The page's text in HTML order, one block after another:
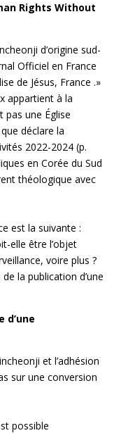
Rights Without
d’origine sud-
Officiel en France
de Jésus, France .»
appartient à la
pas une Église
déclare la
2022-2024 (p.
en Corée du Sud
théologique avec
est la suivante :
elle être l’objet
voire plus ?
la publication d’une
d’une
et l’adhésion
sur une conversion
possible